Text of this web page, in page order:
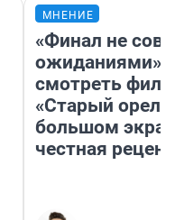
МНЕНИЕ
«Финал не
ожиданиями»:
смотреть
«Старый орел»
большом
честная